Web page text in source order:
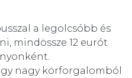
a legolcsóbb és
mindössze 12 eurót
nagy körforgalomból